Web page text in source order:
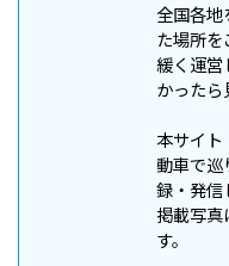
全国各地
た場所を
緩く運営
かったら
本サイ
動車で
録・発信
掲載写真
す。